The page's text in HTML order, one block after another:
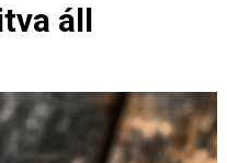
áll